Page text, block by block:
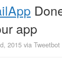
app
2015 via